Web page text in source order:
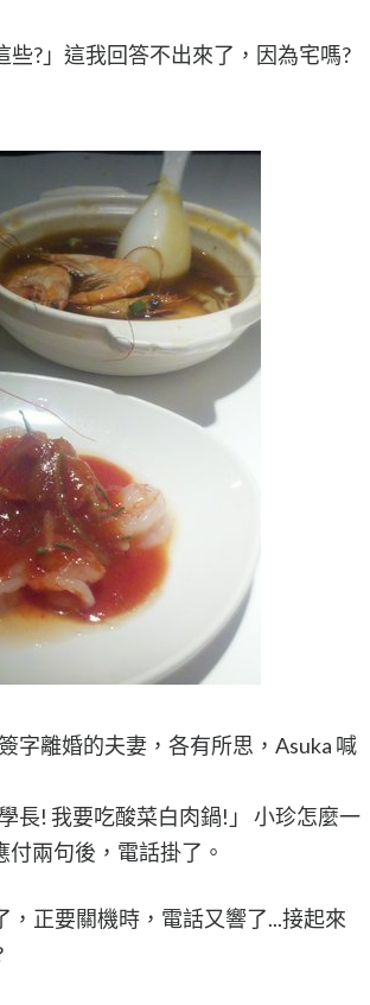
?」這我回答不出來了，因為宅嗎?
字離婚的夫妻，各有所思，Asuka 喊
長! 我要吃酸菜白肉鍋!」 小珍怎麼一
兩句後，電話掛了。
正要關機時，電話又響了...接起來